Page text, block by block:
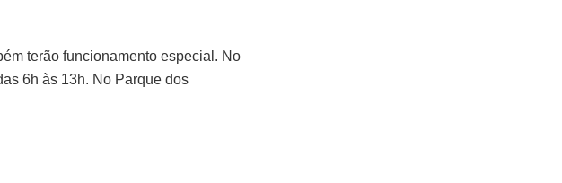
terão funcionamento especial. No
6h às 13h. No Parque dos